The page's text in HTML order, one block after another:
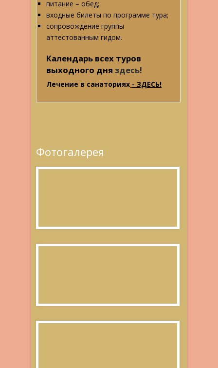
питание – обед;
входные билеты по программе тура;
сопровождение группы
аттестованным гидом.
Календарь всех туров
выходного дня здесь!
Лечение в санаториях - ЗДЕСЬ!
Фотогалерея